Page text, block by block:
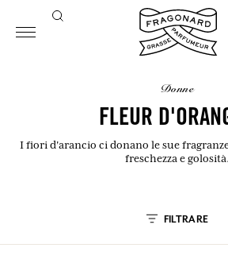
donne
FLEUR
I fiori d'arancio ci donano le sue
freschezza e golosità.
FILTRARE